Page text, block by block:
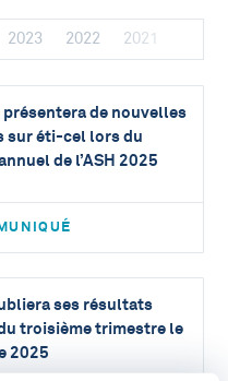
2023 2022 2021
de nouvelles
sur éti-cel lors du
de l’ASH 2025
ses résultats
troisième trimestre le
2025